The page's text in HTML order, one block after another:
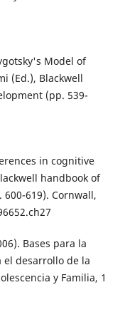
Model of
(Ed.), Blackwell
(pp. 539-
in cognitive
handbook of
619). Cornwall,
Bases para la
desarrollo de la
y Familia, 1